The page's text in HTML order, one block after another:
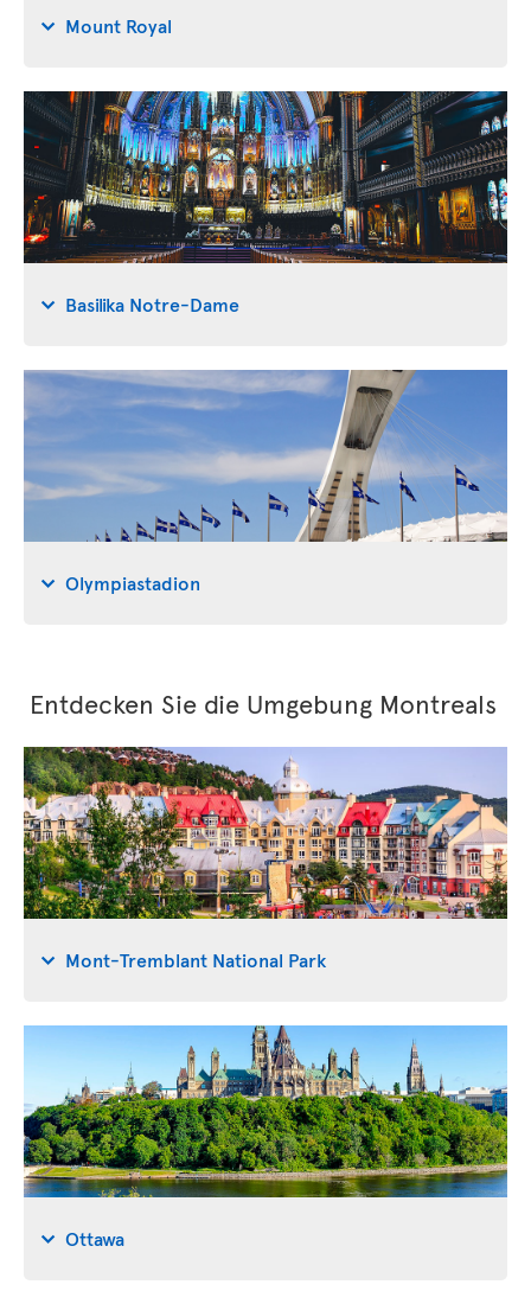
Mount Royal
Basilika Notre-Dame
Olympiastadion
Entdecken Sie die Umgebung Montreals
Mont-Tremblant National Park
Ottawa